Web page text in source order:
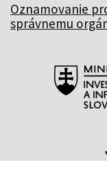
Oznamovanie
správnemu